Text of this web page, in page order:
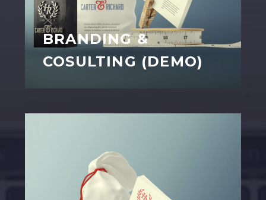
BRANDING &
COSULTING (DEMO)